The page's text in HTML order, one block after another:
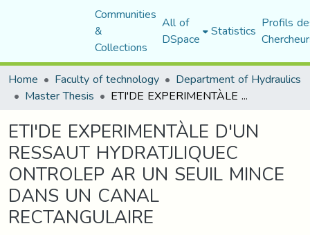
Communities
&
Collections
All of
DSpace Statistics Profils
Home
Faculty of technology Department of Hydraulics
Master Thesis ETI'DE EXPERIMENTÀLE D'UN RESSAUT HYDRATJLIQUEC ONTROLEP AR UN SEUIL MINCE DANS UN CANAL RECTANGULAIRE
ETI'DE EXPERIMENTÀLE D'UN
RESSAUT HYDRATJLIQUEC
ONTROLEP AR UN SEUIL MINCE
DANS UN CANAL
RECTANGULAIRE